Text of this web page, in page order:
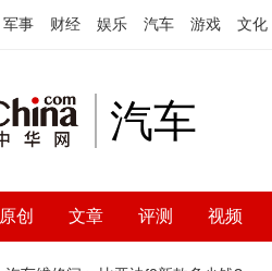
军事 财经 娱乐 汽车 游戏 文化
汽车
原创 文章 评测 视频